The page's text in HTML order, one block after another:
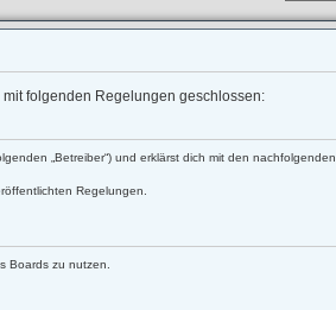
mit folgenden Regelungen geschlossen:
„Betreiber“) und erklärst dich mit den nachfolgenden
Regelungen.
Boards zu nutzen.